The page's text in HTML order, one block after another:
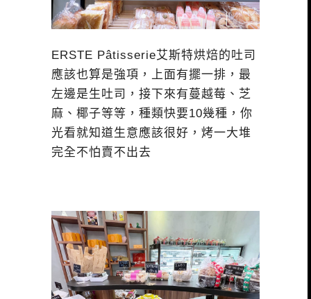
ERSTE Pâtisserie艾斯特烘焙的吐司
應該也算是強項，上面有擺一排，最
左邊是生吐司，接下來有蔓越莓、芝
麻、椰子等等，種類快要10幾種，你
光看就知道生意應該很好，烤一大堆
完全不怕賣不出去